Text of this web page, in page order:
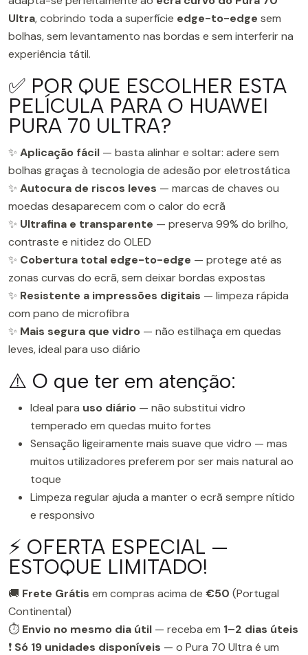
Ultra, cobrindo toda a superfície edge-to-edge sem
bolhas, sem levantamento nas bordas e sem interferir na
experiência tátil.
✅ POR QUE ESCOLHER ESTA
PELÍCULA PARA O HUAWEI
PURA 70 ULTRA?
✨ Aplicação fácil — basta alinhar e soltar: adere sem
bolhas graças à tecnologia de adesão por eletrostática
✨ Autocura de riscos leves — marcas de chaves ou
moedas desaparecem com o calor do ecrã
✨ Ultrafina e transparente — preserva 99% do brilho,
contraste e nitidez do OLED
✨ Cobertura total edge-to-edge — protege até as
zonas curvas do ecrã, sem deixar bordas expostas
✨ Resistente a impressões digitais — limpeza rápida
com pano de microfibra
✨ Mais segura que vidro — não estilhaça em quedas
leves, ideal para uso diário
⚠️ O que ter em atenção:
Ideal para uso diário — não substitui vidro
temperado em quedas muito fortes
Sensação ligeiramente mais suave que vidro — mas
muitos utilizadores preferem por ser mais natural ao
toque
Limpeza regular ajuda a manter o ecrã sempre nítido
e responsivo
⚡ OFERTA ESPECIAL —
ESTOQUE LIMITADO!
🚚 Frete Grátis em compras acima de €50 (Portugal
Continental)
⏱️ Envio no mesmo dia útil — receba em 1–2 dias úteis
❗ Só 19 unidades disponíveis — o Pura 70 Ultra é um